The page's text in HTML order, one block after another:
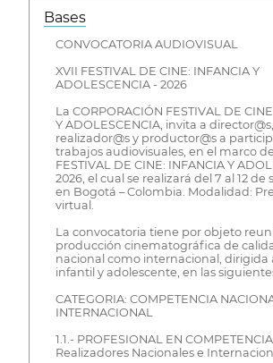
Bases
CONVOCATORIA AUDIOVISUAL
XVII FESTIVAL DE CINE: INFANCIA Y
ADOLESCENCIA - 2026
La CORPORACIÓN FESTIVAL DE
Y ADOLESCENCIA, invita a director@s,
realizador@s y productor@s a
trabajos audiovisuales, en el marco
FESTIVAL DE CINE: INFANCIA Y
2026, el cual se realizará del 7 al 12
en Bogotá – Colombia. Modalidad:
virtual.
La convocatoria tiene por objeto
producción cinematográfica de
nacional como internacional, dirigida
infantil y adolescente, en las
CATEGORIA: COMPETENCIA
INTERNACIONAL
1.1.- PROFESIONAL EN COMPETENCIA
Realizadores Nacionales e